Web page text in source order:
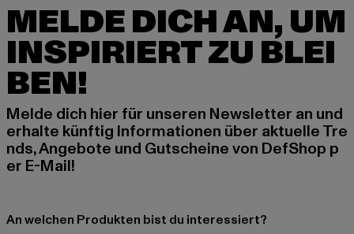
MELDE DICH AN, UM
INSPIRIERT ZU BLEI
BEN!
Melde dich hier für unseren Newsletter an und
erhalte künftig Informationen über aktuelle Tre
nds, Angebote und Gutscheine von DefShop p
er E-Mail!
An welchen Produkten bist du interessiert?